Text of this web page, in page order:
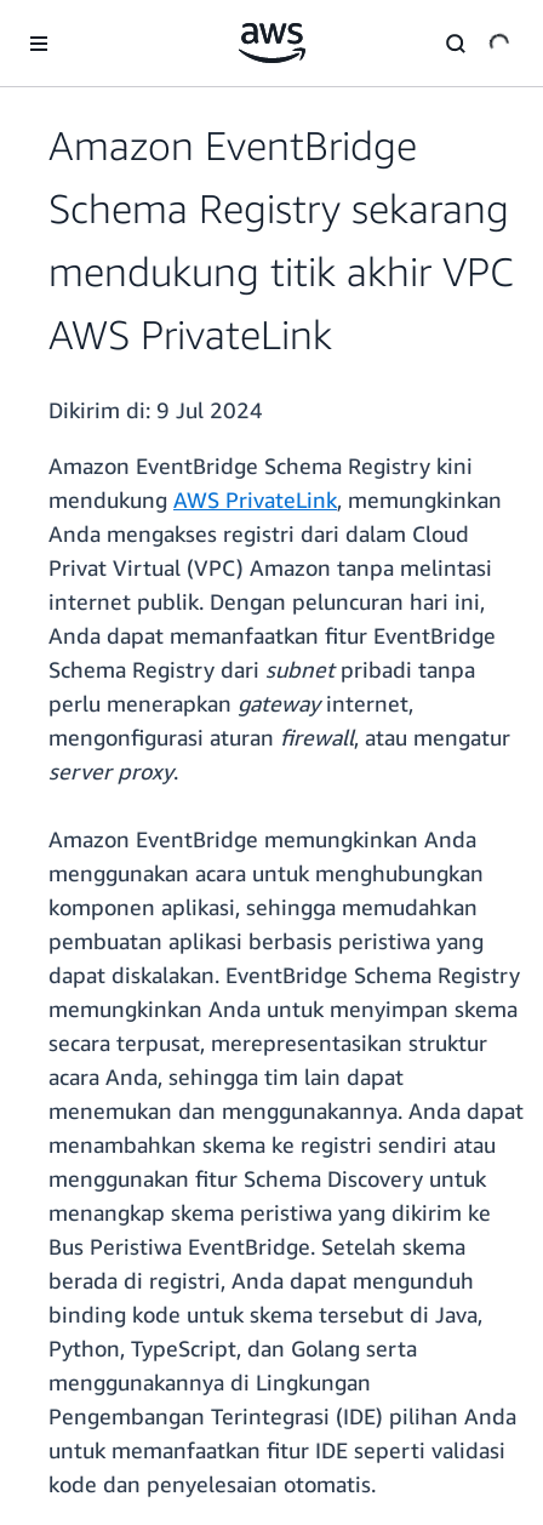
Amazon EventBridge
Schema Registry sekarang
mendukung titik akhir VPC
AWS PrivateLink
Dikirim di: 9 Jul 2024
Amazon EventBridge Schema Registry kini
mendukung AWS PrivateLink, memungkinkan
Anda mengakses registri dari dalam Cloud
Privat Virtual (VPC) Amazon tanpa melintasi
internet publik. Dengan peluncuran hari ini,
Anda dapat memanfaatkan fitur EventBridge
Schema Registry dari subnetpribadi tanpa
perlu menerapkan gatewayinternet,
mengonfigurasi aturan firewall, atau mengatur
server proxy.
Amazon EventBridge memungkinkan Anda
menggunakan acara untuk menghubungkan
komponen aplikasi, sehingga memudahkan
pembuatan aplikasi berbasis peristiwa yang
dapat diskalakan. EventBridge Schema Registry
memungkinkan Anda untuk menyimpan skema
secara terpusat, merepresentasikan struktur
acara Anda, sehingga tim lain dapat
menemukan dan menggunakannya. Anda dapat
menambahkan skema ke registri sendiri atau
menggunakan fitur Schema Discovery untuk
menangkap skema peristiwa yang dikirim ke
Bus Peristiwa EventBridge. Setelah skema
berada di registri, Anda dapat mengunduh
binding kode untuk skema tersebut di Java,
Python, TypeScript, dan Golang serta
menggunakannya di Lingkungan
Pengembangan Terintegrasi (IDE) pilihan Anda
untuk memanfaatkan fitur IDE seperti validasi
kode dan penyelesaian otomatis.